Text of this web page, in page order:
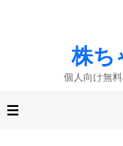
株ち
個人向け無